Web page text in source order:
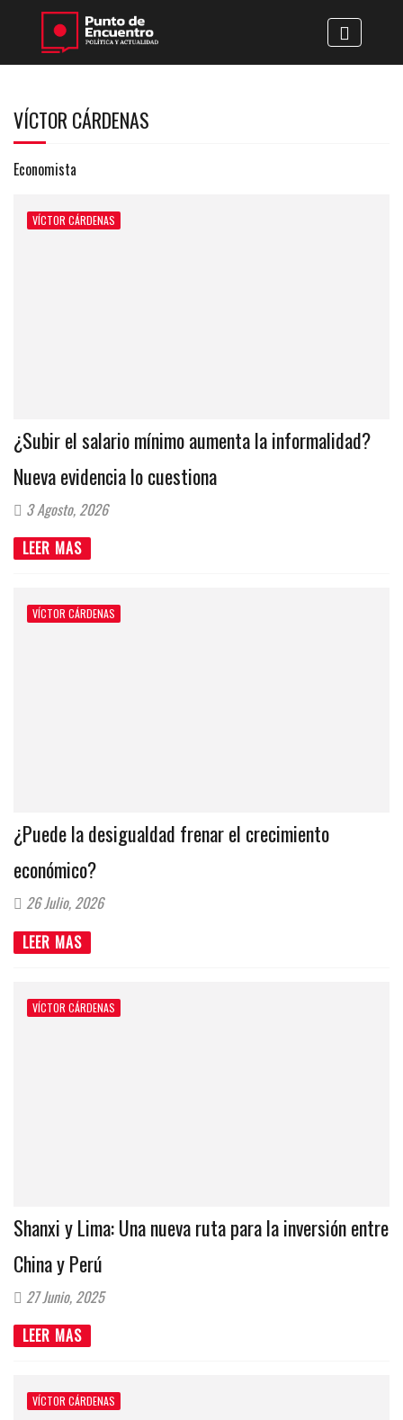
VÍCTOR CÁRDENAS
Economista
VÍCTOR CÁRDENAS
¿Subir el salario mínimo aumenta la informalidad?
Nueva evidencia lo cuestiona
3 Agosto, 2026
LEER MAS
VÍCTOR CÁRDENAS
¿Puede la desigualdad frenar el crecimiento
económico?
26 Julio, 2026
LEER MAS
VÍCTOR CÁRDENAS
Shanxi y Lima: Una nueva ruta para la inversión entre
China y Perú
27 Junio, 2025
LEER MAS
VÍCTOR CÁRDENAS